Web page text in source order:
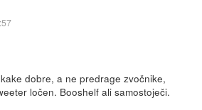
dobre, a ne predrage zvočnike,
ločen. Booshelf ali samostoječi.